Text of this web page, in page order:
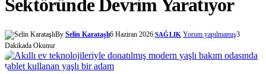
Sektöründe Devrim Yaratıyor
By Selin Karataşlı6 Haziran 2026 SAĞLIK Yorum yapılmamış3
Dakikada Okunur